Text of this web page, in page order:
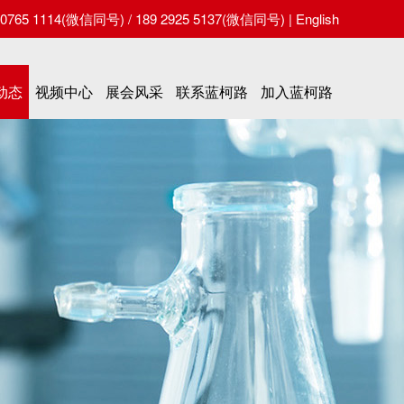
1114(微信同号) / 189 2925 5137(微信同号) | English
态 视频中心 展会风采 联系蓝柯路 加入蓝柯路